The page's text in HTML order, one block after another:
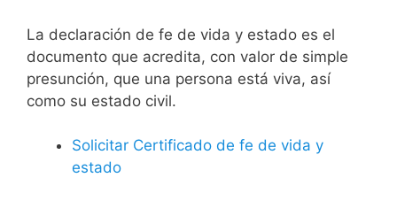
La declaración de fe de vida y estado es el
documento que acredita, con valor de simple
presunción, que una persona está viva, así
como su estado civil.
Solicitar Certificado de fe de vida y
estado